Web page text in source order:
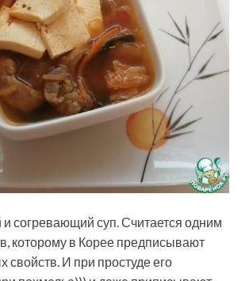
согревающий суп. Считается одним
которому в Корее предписывают
свойств. И при простуде его